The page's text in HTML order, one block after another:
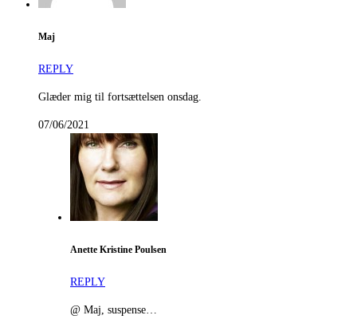
Maj
REPLY
Glæder mig til fortsættelsen onsdag.
07/06/2021
Anette Kristine Poulsen
REPLY
@ Maj, suspense…